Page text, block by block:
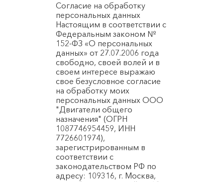
Согласие на обработку
персональных данных
Настоящим в соответствии с
Федеральным законом №
152-ФЗ «О персональных
данных» от 27.07.2006 года
свободно, своей волей и в
своем интересе выражаю
свое безусловное согласие
на обработку моих
персональных данных ООО
"Двигатели общего
назначения" (ОГРН
1087746954459, ИНН
7726601974),
зарегистрированным в
соответствии с
законодательством РФ по
адресу: 109316, г. Москва,